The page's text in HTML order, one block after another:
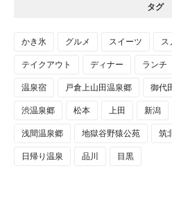
タグ
かき氷 グルメ スイーツ ス
テイクアウト
ディナー ランチ
温泉宿
戸倉上山田温泉郷 御代
渋温泉郷
松本 上田 新潟
浅間温泉郷
地獄谷野猿公苑 筑
日帰り温泉
品川 目黒